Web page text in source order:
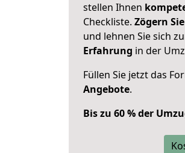
stellen Ihnen
Checkliste. Zögern
und lehnen Sie sich
Erfahrung in der
Füllen Sie jetzt das
Angebote.
Bis zu 60 % der